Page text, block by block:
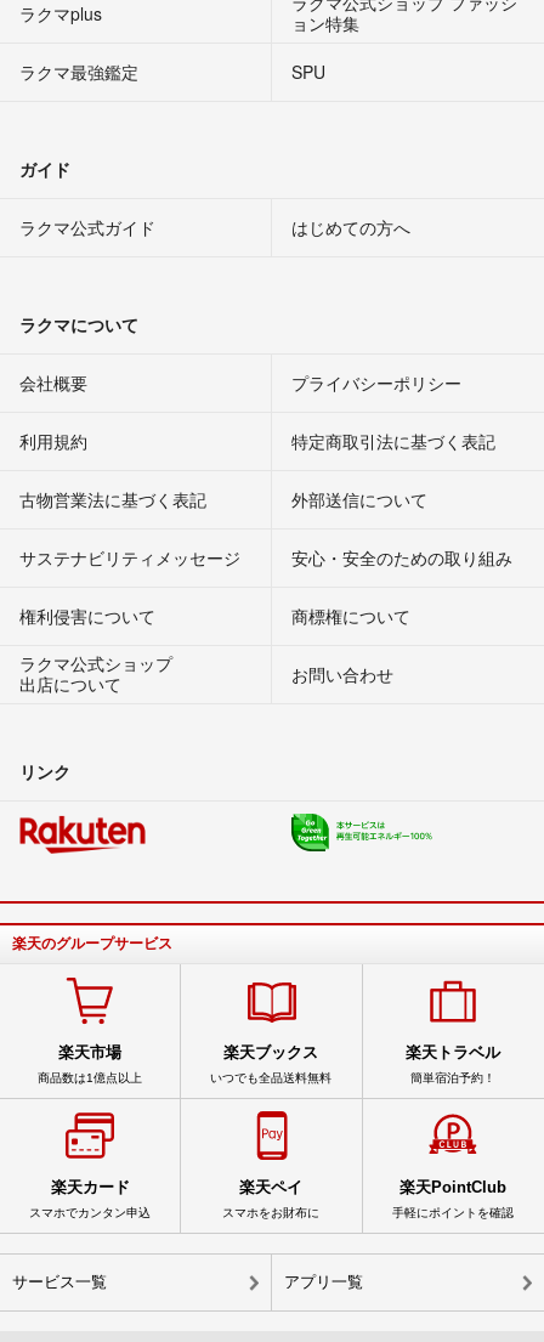
ラクマplus
ョン特集
ラクマ最強鑑定
SPU
ガイド
ラクマ公式ガイド はじめての方へ
ラクマについて
会社概要 プライバシーポリシー
利用規約 特定商取引法に基づく表記
古物営業法に基づく表記 外部送信について
サステナビリティメッセージ 安心・安全のための取り組み
権利侵害について
商標権について
ラクマ公式ショップ
出店について
お問い合わせ
リンク
楽天のグループサービス
楽天市場
商品数は1億点以上
楽天ブックス
いつでも全品送料無料
楽天トラベル
簡単宿泊予約！
楽天カード
スマホでカンタン申込
楽天ペイ
スマホをお財布に
楽天PointClub
手軽にポイントを確認
サービス一覧 アプリ一覧